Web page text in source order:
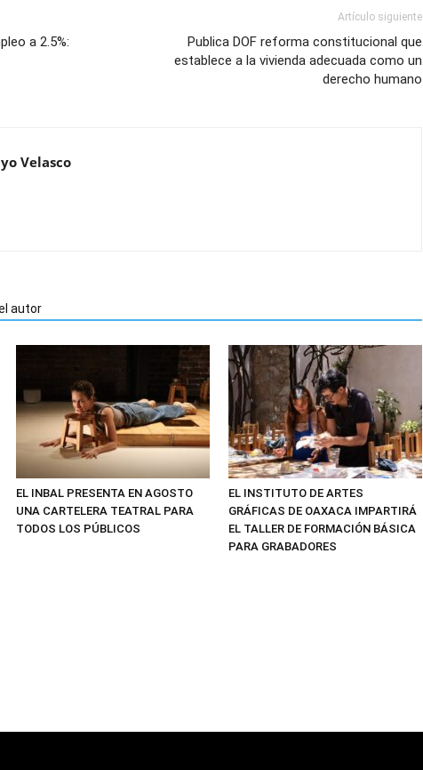
a 2.5%:
Artículo siguiente
Publica DOF reforma constitucional que
establece a la vivienda adecuada como un
derecho humano
Velasco
autor
EL INBAL PRESENTA EN AGOSTO
UNA CARTELERA TEATRAL PARA
TODOS LOS PÚBLICOS
EL INSTITUTO DE ARTES
GRÁFICAS DE OAXACA IMPARTIRÁ
EL TALLER DE FORMACIÓN BÁSICA
PARA GRABADORES